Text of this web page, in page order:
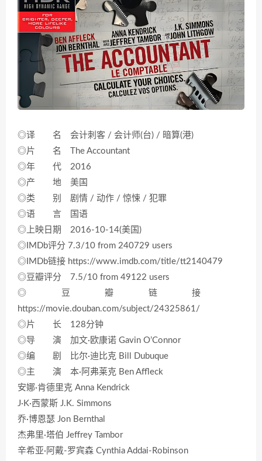
◎译 名 会计刺客 / 会计师(台) / 暗算(港)
◎片 名 The Accountant
◎年 代 2016
◎产 地 美国
◎类 别 剧情 / 动作 / 惊悚 / 犯罪
◎语 言 国语
◎上映日期 2016-10-14(美国)
◎IMDb评分 7.3/10 from 240729 users
◎IMDb链接 https://www.imdb.com/title/tt2140479
◎豆瓣评分 7.5/10 from 49122 users
◎豆瓣链接
https://movie.douban.com/subject/24325861/
◎片 长 128分钟
◎导 演 加文·欧康诺 Gavin O’Connor
◎编 剧 比尔·迪比克 Bill Dubuque
◎主 演 本·阿弗莱克 Ben Affleck
安娜·肯德里克 Anna Kendrick
J·K·西蒙斯 J.K. Simmons
乔·博恩瑟 Jon Bernthal
杰弗里·塔伯 Jeffrey Tambor
辛希亚·阿戴-罗宾森 Cynthia Addai-Robinson